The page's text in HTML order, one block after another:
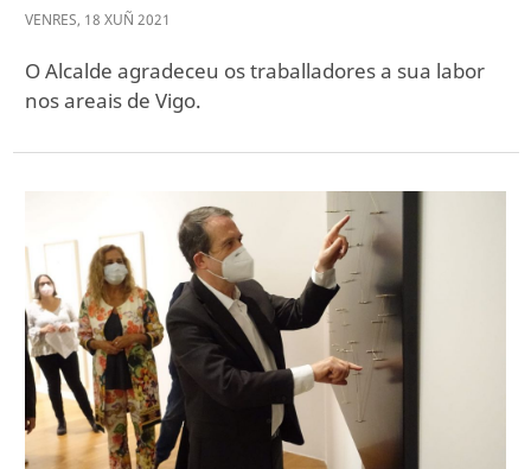
VENRES, 18 XUÑ 2021
O Alcalde agradeceu os traballadores a sua labor
nos areais de Vigo.